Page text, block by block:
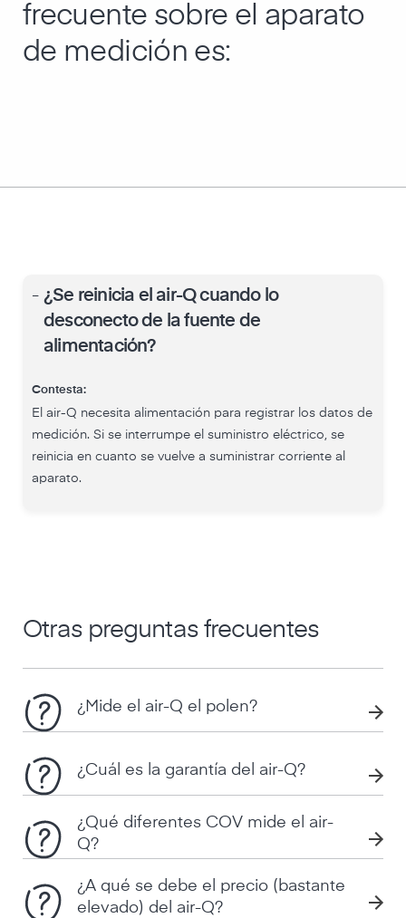
frecuente sobre el aparato
de medición es:
- ¿Se reinicia el air-Q cuando lo
desconecto de la fuente de
alimentación?
Contesta:
El air-Q necesita alimentación para registrar los datos de
medición. Si se interrumpe el suministro eléctrico, se
reinicia en cuanto se vuelve a suministrar corriente al
aparato.
Otras preguntas frecuentes
¿Mide el air-Q el polen?
¿Cuál es la garantía del air-Q?
¿Qué diferentes COV mide el air-
Q?
¿A qué se debe el precio (bastante
elevado) del air-Q?